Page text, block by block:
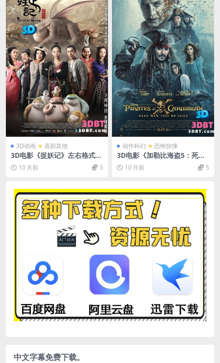
3D动画 喜剧其他
3D电影《捉妖记》左右格式3
D版本 高清 网盘下载 分屏电
影中文中字
10 月前 5
动作科幻 恐怖惊悚
3D电影《加勒比海盗5：死无
对证3D》左右格式 高清蓝光
原盘 MKV 3D版 网盘 下载
10 月前 5
中文字幕免费下载。